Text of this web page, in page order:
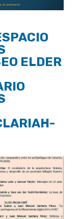
ELDER